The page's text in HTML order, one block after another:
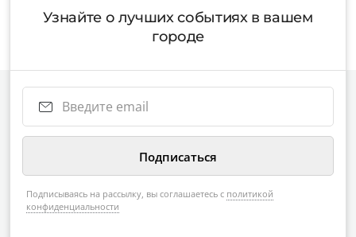
Узнайте о лучших событиях в вашем
городе
Подписываясь на рассылку, вы соглашаетесь с политикой
конфиденциальности